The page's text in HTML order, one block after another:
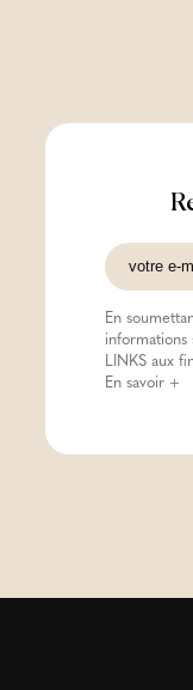
En
informations
LINKS aux
En savoir +